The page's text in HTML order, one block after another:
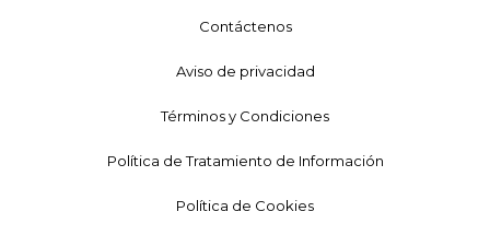
Contáctenos
Aviso de privacidad
Términos y Condiciones
Política de Tratamiento de Información
Política de Cookies